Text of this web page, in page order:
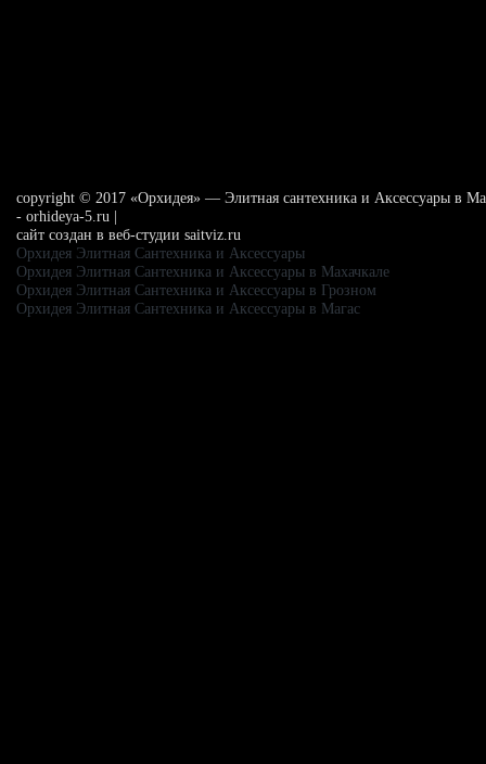
сopyright © 2017 «Орхидея» — Элитная сантехника и Аксессуары в
- orhideya-5.ru |
сайт создан в веб-студии saitviz.ru
Орхидея Элитная Сантехника и Аксессуары
Орхидея Элитная Сантехника и Аксессуары в Махачкале
Орхидея Элитная Сантехника и Аксессуары в Грозном
Орхидея Элитная Сантехника и Аксессуары в Магас